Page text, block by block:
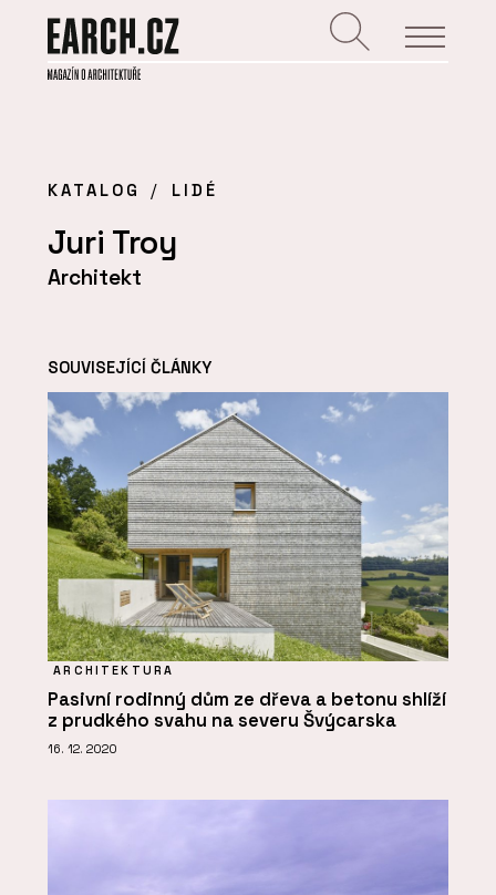
KATALOG LIDÉ
Juri Troy
Architekt
SOUVISEJÍCÍ ČLÁNKY
ARCHITEKTURA
Pasivní rodinný dům ze dřeva a betonu shlíží
z prudkého svahu na severu Švýcarska
16. 12. 2020